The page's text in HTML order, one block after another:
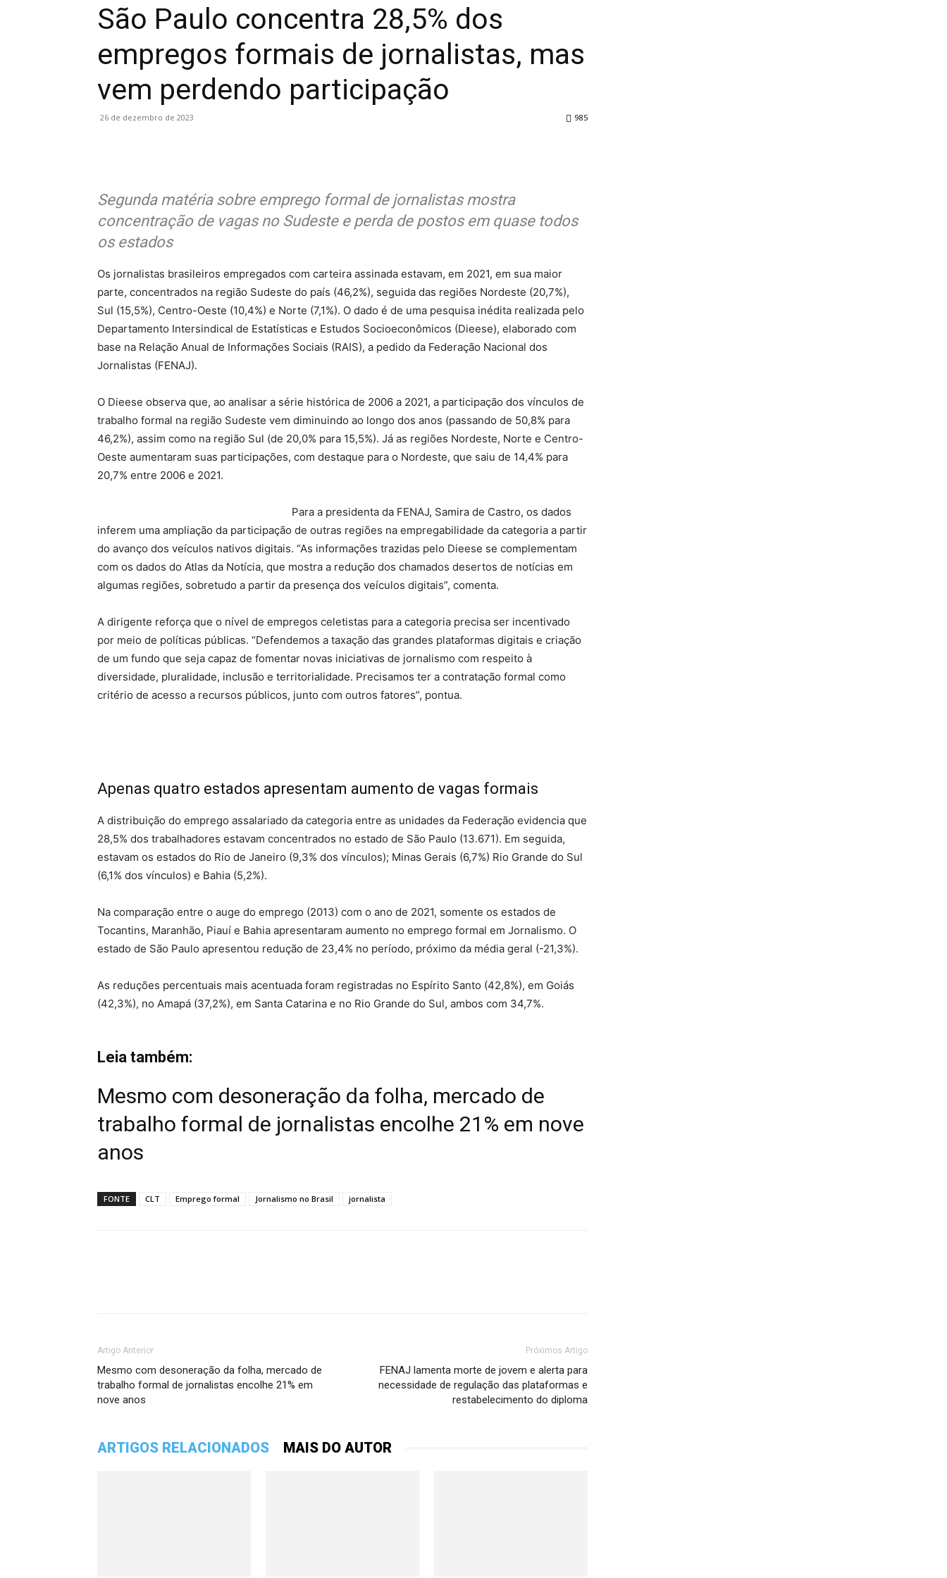
São Paulo concentra 28,5% dos
empregos formais de jornalistas, mas
vem perdendo participação
26 de dezembro de 2023 985
Segunda matéria sobre emprego formal de jornalistas mostra
concentração de vagas no Sudeste e perda de postos em quase todos
os estados
Os jornalistas brasileiros empregados com carteira assinada estavam, em 2021, em sua maior
parte, concentrados na região Sudeste do país (46,2%), seguida das regiões Nordeste (20,7%),
Sul (15,5%), Centro-Oeste (10,4%) e Norte (7,1%). O dado é de uma pesquisa inédita realizada pelo
Departamento Intersindical de Estatísticas e Estudos Socioeconômicos (Dieese), elaborado com
base na Relação Anual de Informações Sociais (RAIS), a pedido da Federação Nacional dos
Jornalistas (FENAJ).
O Dieese observa que, ao analisar a série histórica de 2006 a 2021, a participação dos vínculos de
trabalho formal na região Sudeste vem diminuindo ao longo dos anos (passando de 50,8% para
46,2%), assim como na região Sul (de 20,0% para 15,5%). Já as regiões Nordeste, Norte e Centro-
Oeste aumentaram suas participações, com destaque para o Nordeste, que saiu de 14,4% para
20,7% entre 2006 e 2021.
Para a presidenta da FENAJ, Samira de Castro, os dados
inferem uma ampliação da participação de outras regiões na empregabilidade da categoria a partir
do avanço dos veículos nativos digitais. “As informações trazidas pelo Dieese se complementam
com os dados do Atlas da Notícia, que mostra a redução dos chamados desertos de notícias em
algumas regiões, sobretudo a partir da presença dos veículos digitais”, comenta.
A dirigente reforça que o nível de empregos celetistas para a categoria precisa ser incentivado
por meio de políticas públicas. “Defendemos a taxação das grandes plataformas digitais e criação
de um fundo que seja capaz de fomentar novas iniciativas de jornalismo com respeito à
diversidade, pluralidade, inclusão e territorialidade. Precisamos ter a contratação formal como
critério de acesso a recursos públicos, junto com outros fatores”, pontua.
Apenas quatro estados apresentam aumento de vagas formais
A distribuição do emprego assalariado da categoria entre as unidades da Federação evidencia que
28,5% dos trabalhadores estavam concentrados no estado de São Paulo (13.671). Em seguida,
estavam os estados do Rio de Janeiro (9,3% dos vínculos); Minas Gerais (6,7%) Rio Grande do Sul
(6,1% dos vínculos) e Bahia (5,2%).
Na comparação entre o auge do emprego (2013) com o ano de 2021, somente os estados de
Tocantins, Maranhão, Piauí e Bahia apresentaram aumento no emprego formal em Jornalismo. O
estado de São Paulo apresentou redução de 23,4% no período, próximo da média geral (-21,3%).
As reduções percentuais mais acentuada foram registradas no Espírito Santo (42,8%), em Goiás
(42,3%), no Amapá (37,2%), em Santa Catarina e no Rio Grande do Sul, ambos com 34,7%.
Leia também:
Mesmo com desoneração da folha, mercado de
trabalho formal de jornalistas encolhe 21% em nove
anos
FONTE CLT Emprego formal Jornalismo no Brasil jornalista
Artigo Anterior
Mesmo com desoneração da folha, mercado de
trabalho formal de jornalistas encolhe 21% em
nove anos
Próximos Artigo
FENAJ lamenta morte de jovem e alerta para
necessidade de regulação das plataformas e
restabelecimento do diploma
ARTIGOS RELACIONADOS MAIS DO AUTOR